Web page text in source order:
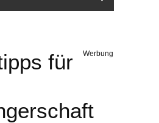
für
Werbung